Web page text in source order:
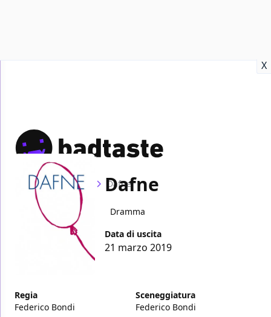
X
Home Film Dafne
Dafne
Dramma
Data di uscita
21 marzo 2019
Regia
Federico Bondi
Sceneggiatura
Federico Bondi